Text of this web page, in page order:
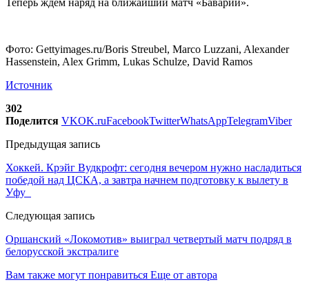
Фото: Gettyimages.ru/Boris Streubel, Marco Luzzani, Alexander
Hassenstein, Alex Grimm, Lukas Schulze, David Ramos
Источник
302
Поделится VKOK.ruFacebookTwitterWhatsAppTelegramViber
Предыдущая запись
Хоккей. Крэйг Вудкрофт: сегодня вечером нужно насладиться
победой над ЦСКА, а завтра начнем подготовку к вылету в
Уфу
Следующая запись
Оршанский «Локомотив» выиграл четвертый матч подряд в
белорусской экстралиге
Вам также могут понравиться Еще от автора